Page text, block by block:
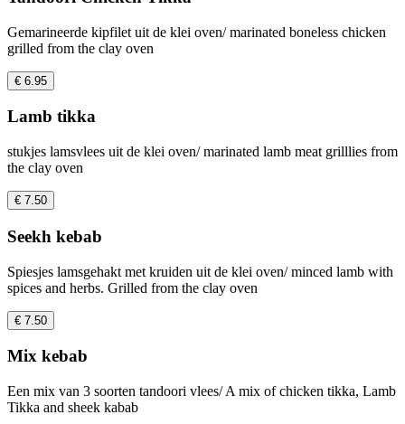
Gemarineerde kipfilet uit de klei oven/ marinated boneless chicken
grilled from the clay oven
€ 6.95
Lamb tikka
stukjes lamsvlees uit de klei oven/ marinated lamb meat grilllies from
the clay oven
€ 7.50
Seekh kebab
Spiesjes lamsgehakt met kruiden uit de klei oven/ minced lamb with
spices and herbs. Grilled from the clay oven
€ 7.50
Mix kebab
Een mix van 3 soorten tandoori vlees/ A mix of chicken tikka, Lamb
Tikka and sheek kabab